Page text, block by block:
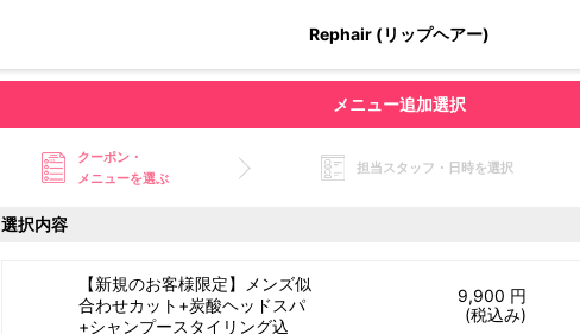
Rephair (リップヘアー)
メニュー追加選択
クーポン・
メニューを選ぶ
担当スタッフ・日時を選択
選択内容
【新規のお客様限定】メンズ似
合わせカット+炭酸ヘッドスパ
+シャンプースタイリング込
9,900 円
(税込み)